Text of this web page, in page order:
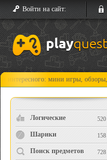
Войти на сайт:
мини игры, обзоры,
Логические 520
Шарики 158
Поиск предметов 728